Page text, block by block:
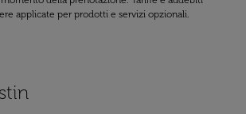
applicate per prodotti e servizi opzionali.